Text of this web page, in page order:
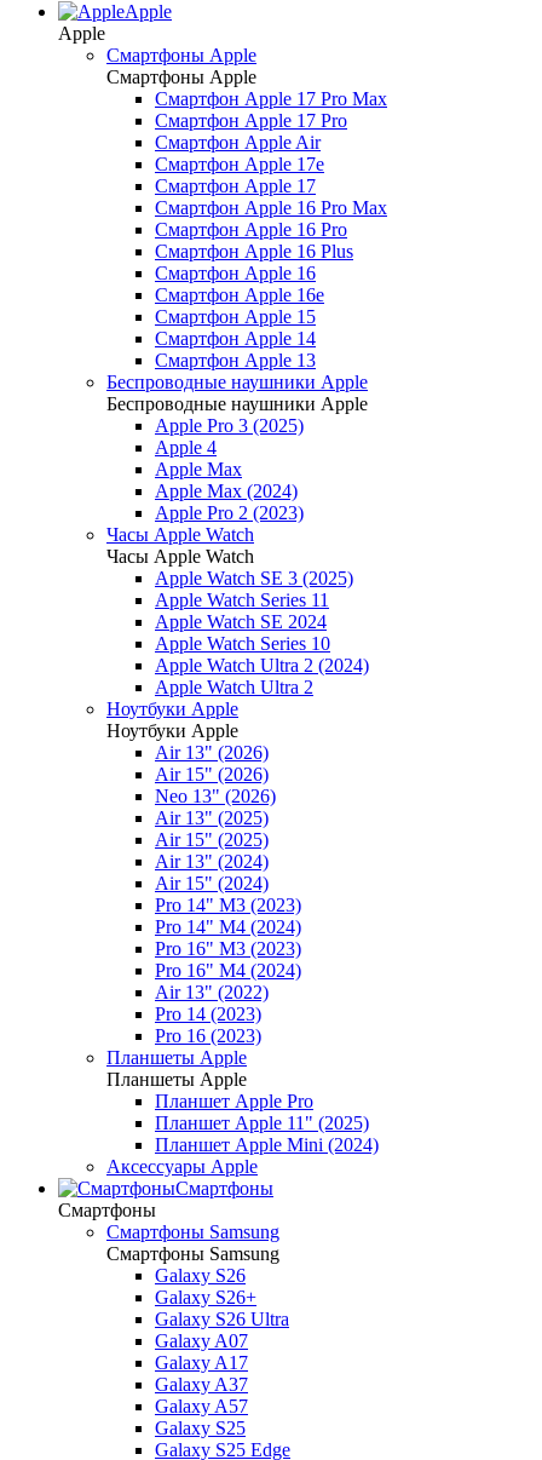
Apple
Apple
Смартфоны Apple
Смартфоны Apple
Смартфон Apple 17 Pro Max
Смартфон Apple 17 Pro
Смартфон Apple Air
Смартфон Apple 17e
Смартфон Apple 17
Смартфон Apple 16 Pro Max
Смартфон Apple 16 Pro
Смартфон Apple 16 Plus
Смартфон Apple 16
Смартфон Apple 16e
Смартфон Apple 15
Смартфон Apple 14
Смартфон Apple 13
Беспроводные наушники Apple
Беспроводные наушники Apple
Apple Pro 3 (2025)
Apple 4
Apple Max
Apple Max (2024)
Apple Pro 2 (2023)
Часы Apple Watch
Часы Apple Watch
Apple Watch SE 3 (2025)
Apple Watch Series 11
Apple Watch SE 2024
Apple Watch Series 10
Apple Watch Ultra 2 (2024)
Apple Watch Ultra 2
Ноутбуки Apple
Ноутбуки Apple
Air 13" (2026)
Air 15" (2026)
Neo 13" (2026)
Air 13" (2025)
Air 15" (2025)
Air 13" (2024)
Air 15" (2024)
Pro 14" M3 (2023)
Pro 14" M4 (2024)
Pro 16" M3 (2023)
Pro 16" M4 (2024)
Air 13" (2022)
Pro 14 (2023)
Pro 16 (2023)
Планшеты Apple
Планшеты Apple
Планшет Apple Pro
Планшет Apple 11" (2025)
Планшет Apple Mini (2024)
Аксессуары Apple
Смартфоны
Смартфоны
Смартфоны Samsung
Смартфоны Samsung
Galaxy S26
Galaxy S26+
Galaxy S26 Ultra
Galaxy A07
Galaxy A17
Galaxy A37
Galaxy A57
Galaxy S25
Galaxy S25 Edge